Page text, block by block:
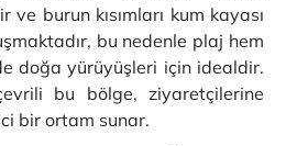
burun kısımları kum kayası
bu nedenle plaj hem
doğa yürüyüşleri için idealdir.
bu bölge, ziyaretçilerine
bir ortam sunar.